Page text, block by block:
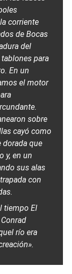
corriente
de Bocas
del
para
En un
el motor
sobre
cayó como
dorada que
y, en un
sus alas
con
tiempo El
río era